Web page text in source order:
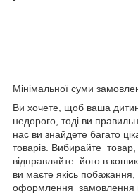
Мінімальної суми
Ви хочете, щоб ваша
недорого, тоді ви
нас ви знайдете багато
товарів. Вибирайте
відправляйте його в
ви маєте якісь побажання,
оформлення замовлення